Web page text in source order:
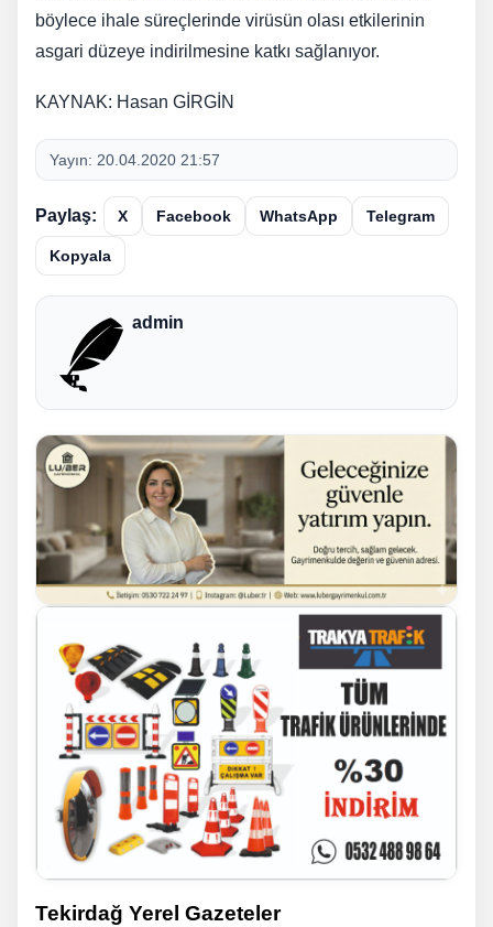
böylece ihale süreçlerinde virüsün olası etkilerinin
asgari düzeye indirilmesine katkı sağlanıyor.
KAYNAK: Hasan GİRGİN
Yayın: 20.04.2020 21:57
Paylaş: X Facebook WhatsApp Telegram
Kopyala
admin
Tekirdağ Yerel Gazeteler